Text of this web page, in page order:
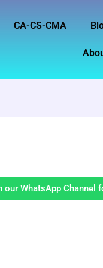
CA-CS-CMA
our WhatsApp Channel